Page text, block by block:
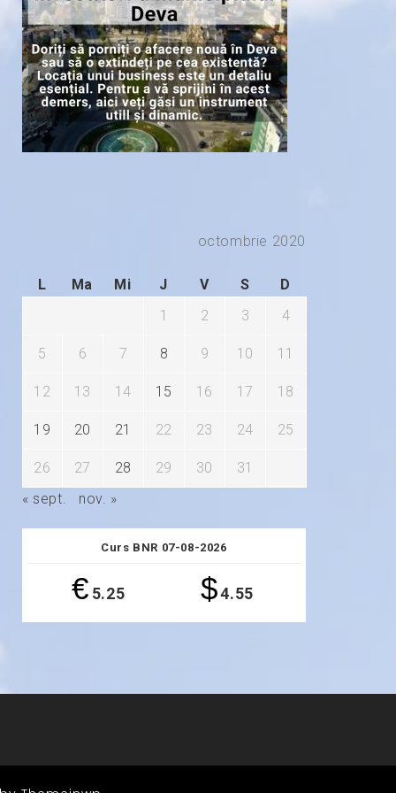
octombrie 2020
L Ma Mi J V S
D
1
2 3 4
5 6 7 8 9 10 11
12 13 14 15 16 17 18
19 20 21 22 23 24 25
26 27 28 29 30
31
« sept.
nov. »
Curs BNR 07-08-2026
€ 5.25 $4.55